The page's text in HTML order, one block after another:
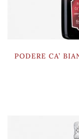
PODERE CA’